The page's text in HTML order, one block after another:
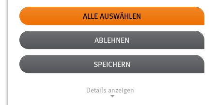
Typ
Erstellungsdatum
Alter
ALLE AUSWÄHLEN
ABLEHNEN
SPEICHERN
Details anzeigen